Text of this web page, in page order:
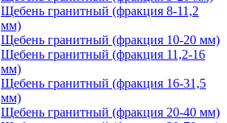
Щебень гранитный (фракция 8-11,2
мм)
Щебень гранитный (фракция 10-20 мм)
Щебень гранитный (фракция 11,2-16
мм)
Щебень гранитный (фракция 16-31,5
мм)
Щебень гранитный (фракция 20-40 мм)